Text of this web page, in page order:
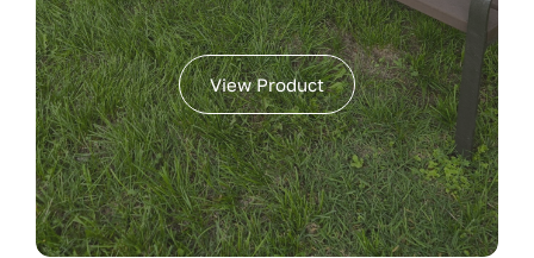
View Product